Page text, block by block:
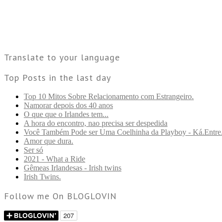
Translate to your language
Top Posts in the last day
Top 10 Mitos Sobre Relacionamento com Estrangeiro.
Namorar depois dos 40 anos
O que que o Irlandes tem...
A hora do encontro, nao precisa ser despedida
Você Também Pode ser Uma Coelhinha da Playboy -
Amor que dura.
Ser só
2021 - What a Ride
Gêmeas Irlandesas - Irish twins
Irish Twins.
Follow me On BLOGLOVIN